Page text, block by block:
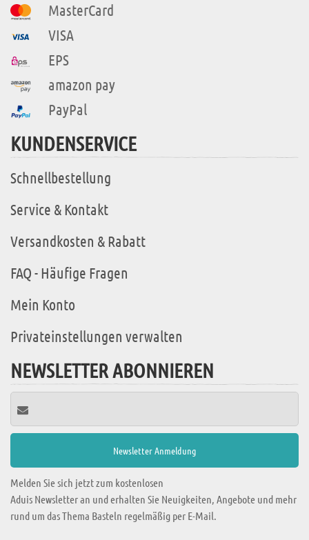
MasterCard
VISA
EPS
amazon pay
PayPal
KUNDENSERVICE
Schnellbestellung
Service & Kontakt
Versandkosten & Rabatt
FAQ - Häufige Fragen
Mein Konto
Privateinstellungen verwalten
NEWSLETTER ABONNIEREN
Melden Sie sich jetzt zum kostenlosen
Aduis Newsletter an und erhalten Sie Neuigkeiten, Angebote und mehr
rund um das Thema Basteln regelmäßig per E-Mail.